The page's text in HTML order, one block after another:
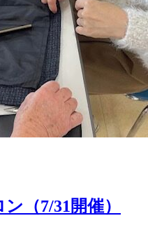
（7/31開催）